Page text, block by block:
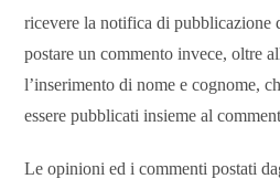
ricevere la notifica di pubblicazione
postare un commento invece, oltre
l’inserimento di nome e cognome,
essere pubblicati insieme al
Le opinioni ed i commenti postati